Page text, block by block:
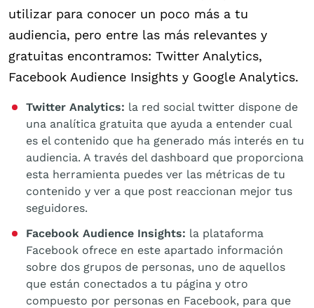
utilizar para conocer un poco más a tu
audiencia, pero entre las más relevantes y
gratuitas encontramos: Twitter Analytics,
Facebook Audience Insights y Google Analytics.
Twitter Analytics: la red social twitter dispone de
una analítica gratuita que ayuda a entender cual
es el contenido que ha generado más interés en tu
audiencia. A través del dashboard que proporciona
esta herramienta puedes ver las métricas de tu
contenido y ver a que post reaccionan mejor tus
seguidores.
Facebook Audience Insights: la plataforma
Facebook ofrece en este apartado información
sobre dos grupos de personas, uno de aquellos
que están conectados a tu página y otro
compuesto por personas en Facebook, para que